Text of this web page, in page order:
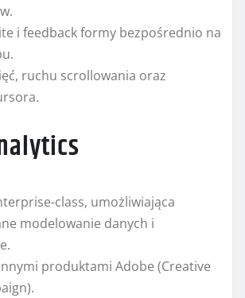
i feedback formy bezpośrednio na
ruchu scrollowania oraz
class, umożliwiająca
modelowanie danych i
produktami Adobe (Creative